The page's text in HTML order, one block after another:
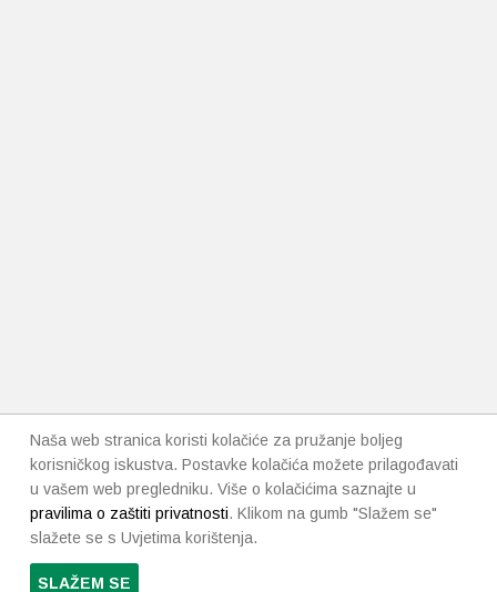
Naša web stranica koristi kolačiće za pružanje boljeg
korisničkog iskustva. Postavke kolačića možete prilagođavati
u vašem web pregledniku. Više o kolačićima saznajte u
pravilima o zaštiti privatnosti. Klikom na gumb "Slažem se"
slažete se s Uvjetima korištenja.
SLAŽEM SE